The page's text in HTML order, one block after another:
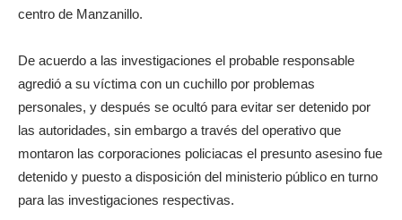
centro de Manzanillo.
De acuerdo a las investigaciones el probable responsable
agredió a su víctima con un cuchillo por problemas
personales, y después se ocultó para evitar ser detenido por
las autoridades, sin embargo a través del operativo que
montaron las corporaciones policiacas el presunto asesino fue
detenido y puesto a disposición del ministerio público en turno
para las investigaciones respectivas.